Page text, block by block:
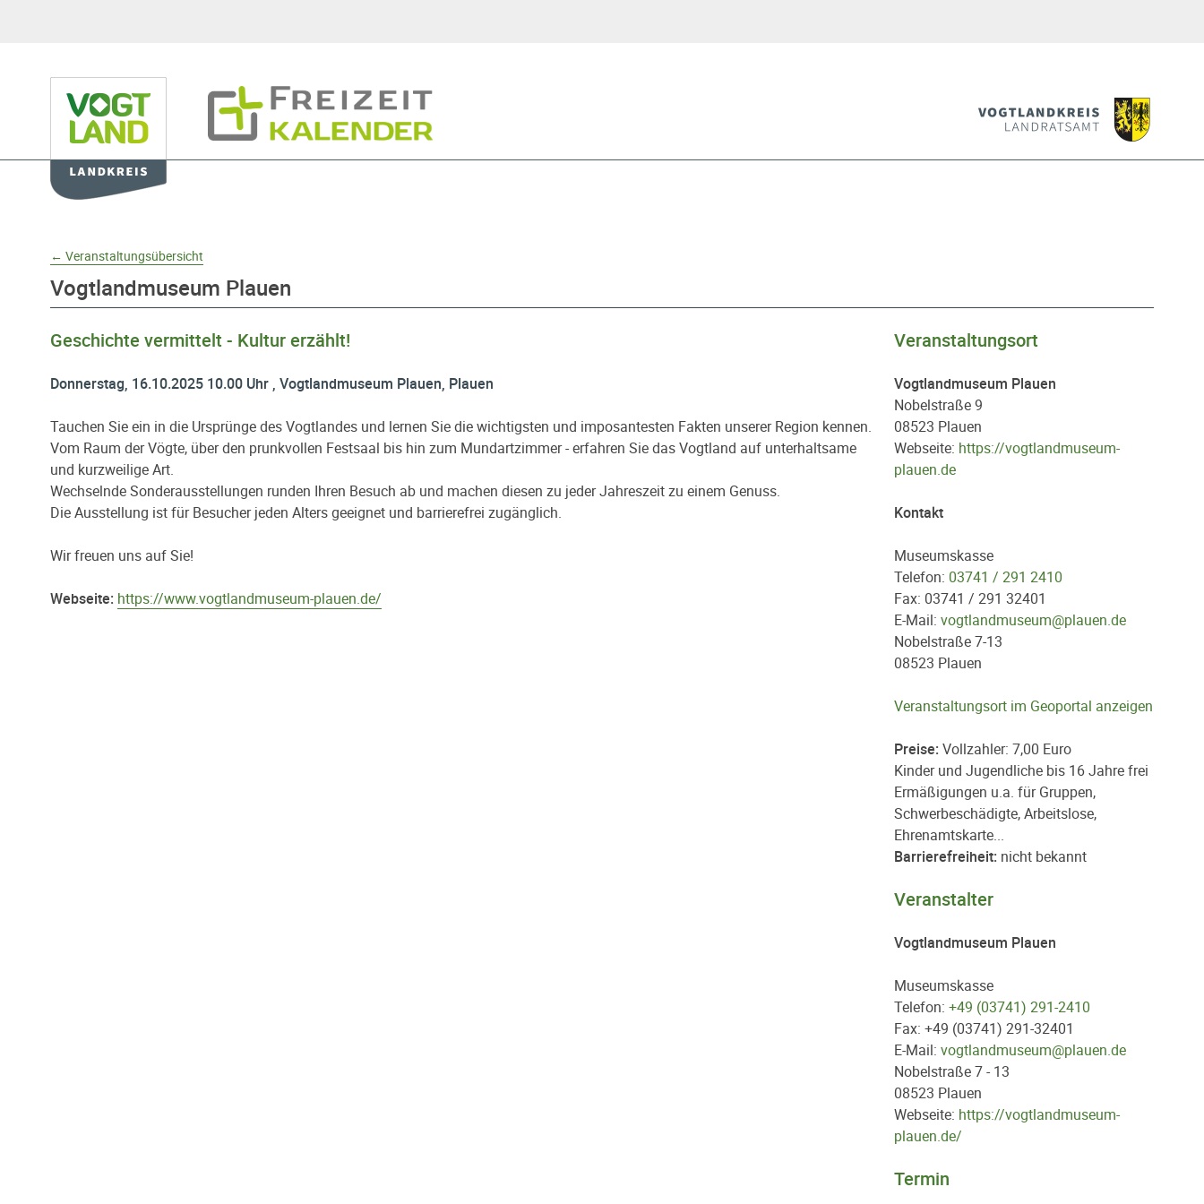
← Veranstaltungsübersicht
Vogtlandmuseum Plauen
Geschichte vermittelt - Kultur erzählt!
Donnerstag, 16.10.2025 10.00 Uhr , Vogtlandmuseum Plauen, Plauen
Tauchen Sie ein in die Ursprünge des Vogtlandes und lernen Sie die wichtigsten und imposantesten Fakten unserer Region kennen.
Vom Raum der Vögte, über den prunkvollen Festsaal bis hin zum Mundartzimmer - erfahren Sie das Vogtland auf unterhaltsame
und kurzweilige Art.
Wechselnde Sonderausstellungen runden Ihren Besuch ab und machen diesen zu jeder Jahreszeit zu einem Genuss.
Die Ausstellung ist für Besucher jeden Alters geeignet und barrierefrei zugänglich.
Wir freuen uns auf Sie!
Webseite: https://www.vogtlandmuseum-plauen.de/
Veranstaltungsort
Vogtlandmuseum Plauen
Nobelstraße 9
08523 Plauen
Webseite: https://vogtlandmuseum-
plauen.de
Kontakt
Museumskasse
Telefon: 03741 / 291 2410
Fax: 03741 / 291 32401
E-Mail: vogtlandmuseum@plauen.de
Nobelstraße 7-13
08523 Plauen
Veranstaltungsort im Geoportal anzeigen
Preise: Vollzahler: 7,00 Euro
Kinder und Jugendliche bis 16 Jahre frei
Ermäßigungen u.a. für Gruppen,
Schwerbeschädigte, Arbeitslose,
Ehrenamtskarte...
Barrierefreiheit: nicht bekannt
Veranstalter
Vogtlandmuseum Plauen
Museumskasse
Telefon: +49 (03741) 291-2410
Fax: +49 (03741) 291-32401
E-Mail: vogtlandmuseum@plauen.de
Nobelstraße 7 - 13
08523 Plauen
Webseite: https://vogtlandmuseum-
plauen.de/
Termin